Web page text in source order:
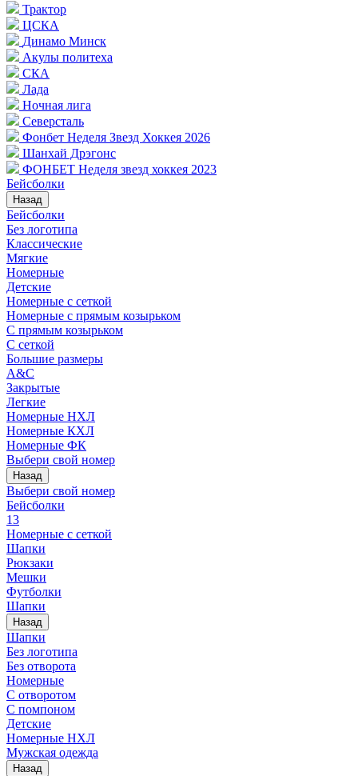
Трактор
ЦСКА
Динамо Минск
Акулы политеха
СКА
Лада
Ночная лига
Северсталь
Фонбет Неделя Звезд Хоккея 2026
Шанхай Дрэгонс
ФОНБЕТ Неделя звезд хоккея 2023
Бейсболки
Назад
Бейсболки
Без логотипа
Классические
Мягкие
Номерные
Детские
Номерные с сеткой
Номерные с прямым козырьком
С прямым козырьком
С сеткой
Большие размеры
A&C
Закрытые
Легкие
Номерные НХЛ
Номерные КХЛ
Номерные ФК
Выбери свой номер
Назад
Выбери свой номер
Бейсболки
13
Номерные с сеткой
Шапки
Рюкзаки
Мешки
Футболки
Шапки
Назад
Шапки
Без логотипа
Без отворота
Номерные
С отворотом
С помпоном
Детские
Номерные НХЛ
Мужская одежда
Назад